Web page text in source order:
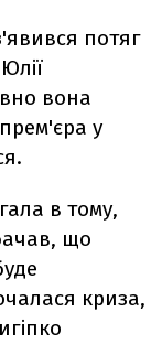
потяг
вона
у
в тому,
що
криза,